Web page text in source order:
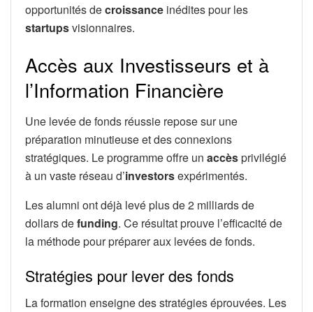
opportunités decroissance inédites pour les
startupsvisionnaires.
Accès aux Investisseurs et à
l’Information Financière
Une levée de fonds réussie repose sur une
préparation minutieuse et des connexions
stratégiques. Le programme offre un accèsprivilégié
à un vaste réseau d’investorsexpérimentés.
Les alumni ont déjà levé plus de 2 milliards de
dollars defunding. Ce résultat prouve l’efficacité de
la méthode pour préparer aux levées de fonds.
Stratégies pour lever des fonds
La formation enseigne des stratégies éprouvées. Les